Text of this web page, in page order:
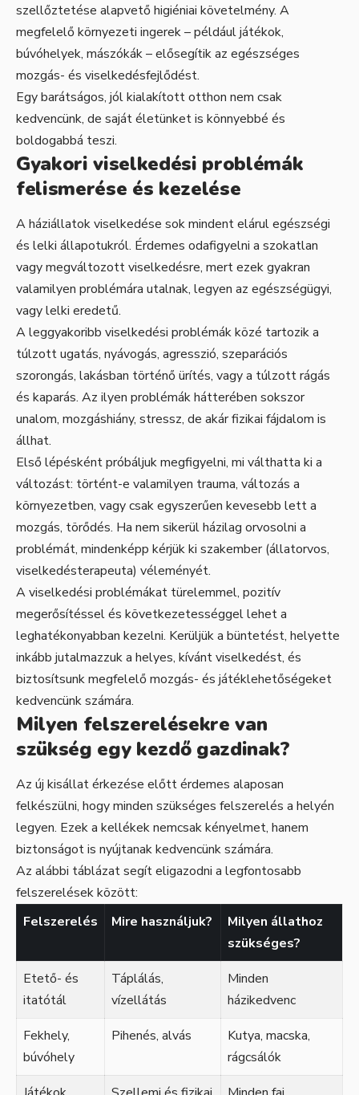
szellőztetése alapvető higiéniai követelmény. A
megfelelő környezeti ingerek – például játékok,
búvóhelyek, mászókák – elősegítik az egészséges
mozgás- és viselkedésfejlődést.
Egy barátságos, jól kialakított otthon nem csak
kedvencünk, de saját életünket is könnyebbé és
boldogabbá teszi.
Gyakori viselkedési problémák
felismerése és kezelése
A háziállatok viselkedése sok mindent elárul egészségi
és lelki állapotukról. Érdemes odafigyelni a szokatlan
vagy megváltozott viselkedésre, mert ezek gyakran
valamilyen problémára utalnak, legyen az egészségügyi,
vagy lelki eredetű.
A leggyakoribb viselkedési problémák közé tartozik a
túlzott ugatás, nyávogás, agresszió, szeparációs
szorongás, lakásban történő ürítés, vagy a túlzott rágás
és kaparás. Az ilyen problémák hátterében sokszor
unalom, mozgáshiány, stressz, de akár fizikai fájdalom is
állhat.
Első lépésként próbáljuk megfigyelni, mi válthatta ki a
változást: történt-e valamilyen trauma, változás a
környezetben, vagy csak egyszerűen kevesebb lett a
mozgás, törődés. Ha nem sikerül házilag orvosolni a
problémát, mindenképp kérjük ki szakember (állatorvos,
viselkedésterapeuta) véleményét.
A viselkedési problémákat türelemmel, pozitív
megerősítéssel és következetességgel lehet a
leghatékonyabban kezelni. Kerüljük a büntetést, helyette
inkább jutalmazzuk a helyes, kívánt viselkedést, és
biztosítsunk megfelelő mozgás- és játéklehetőségeket
kedvencünk számára.
Milyen felszerelésekre van
szükség egy kezdő gazdinak?
Az új kisállat érkezése előtt érdemes alaposan
felkészülni, hogy minden szükséges felszerelés a helyén
legyen. Ezek a kellékek nemcsak kényelmet, hanem
biztonságot is nyújtanak kedvencünk számára.
Az alábbi táblázat segít eligazodni a legfontosabb
felszerelések között:
Felszerelés
Mire használjuk?
Milyen állathoz
szükséges?
Etető- és
itatótál
Táplálás,
vízellátás
Minden
házikedvenc
Fekhely,
búvóhely
Pihenés, alvás
Kutya, macska,
rágcsálók